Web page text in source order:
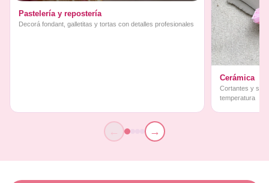
Pastelería y repostería
Decorá fondant, galletitas y tortas con detalles profesionales
Cerámica
Cortantes y
temperatura
← →